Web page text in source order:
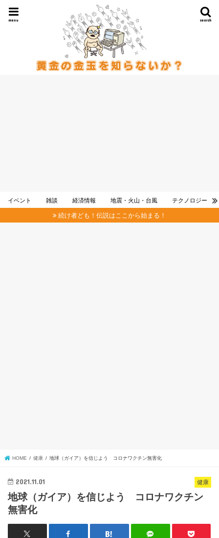
search
menu
イベント 雑談 経済情報 地震・火山・台風 テクノロジー
続け者ども！伝説はここから始まる！
HOME 健康 地球（ガイア）を信じよう コロナワクチン無害化
健康
2021.11.01
地球（ガイア）を信じよう コロナワクチン
無害化